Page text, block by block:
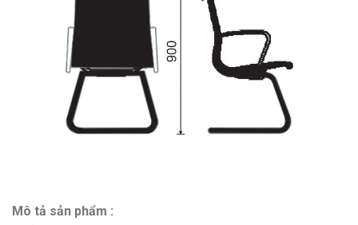
Mô tả sản phẩm :